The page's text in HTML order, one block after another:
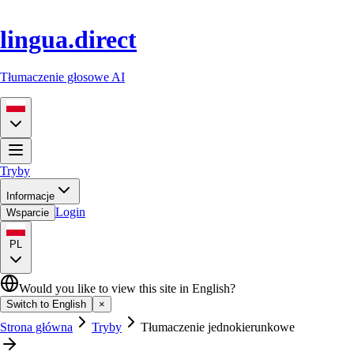
lingua.direct
Tłumaczenie głosowe AI
Tryby
Informacje
Wsparcie Login
PL
Would you like to view this site in English?
Switch to English ×
Strona główna Tryby Tłumaczenie jednokierunkowe